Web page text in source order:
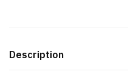
Description